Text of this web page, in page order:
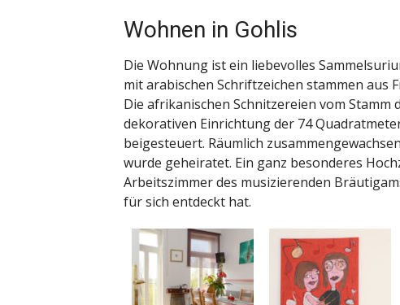
Wohnen in Gohlis
Die Wohnung ist ein liebevolles
mit arabischen Schriftzeichen stammen aus
Die afrikanischen Schnitzereien vom
dekorativen Einrichtung der 74
beigesteuert. Räumlich
wurde geheiratet. Ein ganz besonderes
Arbeitszimmer des musizierenden
für sich entdeckt hat.